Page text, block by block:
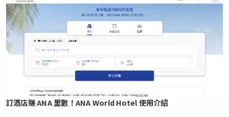
訂酒店賺 ANA 里數！ANA World Hotel 使用介紹